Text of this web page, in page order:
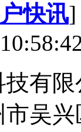
快讯
有
吴